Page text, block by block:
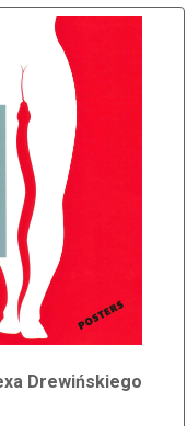
Drewińskiego